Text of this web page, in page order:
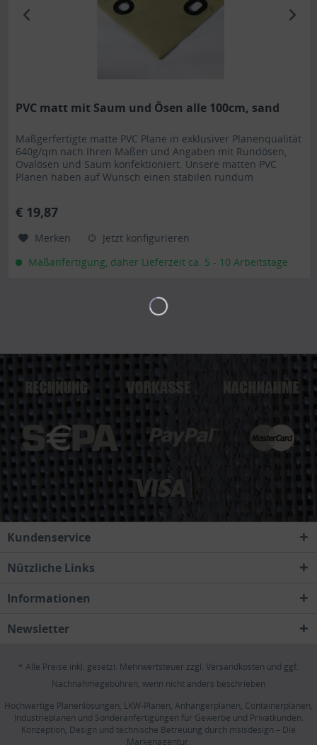
PVC matt mit Saum und Ösen alle 100cm, sand
Maßgerfertigte matte PVC Plane in exklusiver Planenqualität
640g/qm nach Ihren Maßen und Angaben mit Rundösen,
Ovalösen und Saum konfektioniert. Unsere matten PVC
Planen haben auf Wunsch einen stabilen rundum
€ 19,87
Merken
Jetzt konfigurieren
Maßanfertigung, daher Lieferzeit ca. 5 - 10 Arbeitstage
Kundenservice
Nützliche Links
Informationen
Newsletter
* Alle Preise inkl. gesetzl. Mehrwertsteuer zzgl. Versandkosten und ggf.
Nachnahmegebühren, wenn nicht anders beschrieben
Hochwertige Planenlösungen, LKW-Planen, Anhängerplanen, Containerplanen,
Industrieplanen und Sonderanfertigungen für Gewerbe und Privatkunden.
Konzeption, Design und technische Betreuung durch msisdesign – Die
Markenagentur.